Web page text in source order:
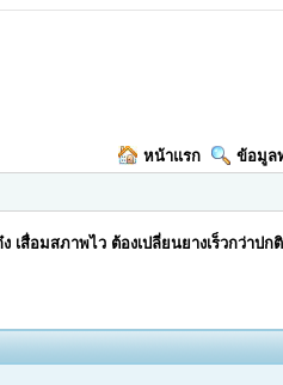
หน้าแรก ข้อมูล
เสื่อมสภาพไว ต้องเปลี่ยนยางเร็วกว่าปกติ